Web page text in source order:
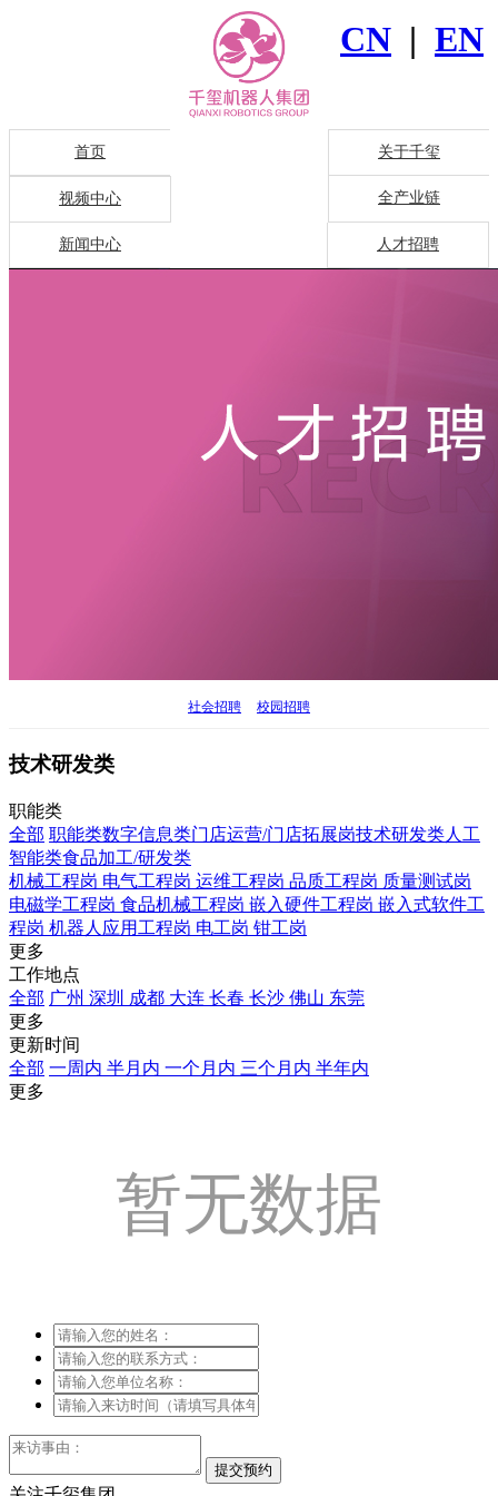
CN | EN
首页 关于千玺
视频中心 全产业链
新闻中心 人才招聘
社会招聘 校园招聘
技术研发类
职能类
全部 职能类数字信息类门店运营/门店拓展岗技术研发类人工
智能类食品加工/研发类
机械工程岗 电气工程岗 运维工程岗 品质工程岗 质量测试岗
电磁学工程岗 食品机械工程岗 嵌入硬件工程岗 嵌入式软件工
程岗 机器人应用工程岗 电工岗 钳工岗
更多
工作地点
全部 广州 深圳 成都 大连 长春 长沙 佛山 东莞
更多
更新时间
全部 一周内 半月内 一个月内 三个月内 半年内
更多
暂无数据